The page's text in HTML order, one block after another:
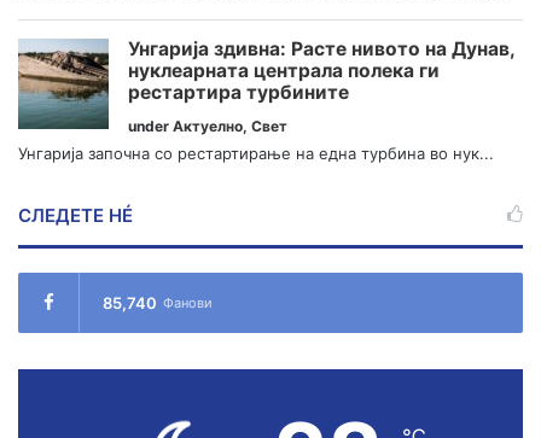
Унгарија здивна: Расте нивото на Дунав,
нуклеарната централа полека ги
рестартира турбините
under Актуелно, Свет
Унгарија започна со рестартирање на една турбина во нук...
СЛЕДЕТЕ НÉ
85,740 Фанови